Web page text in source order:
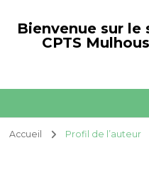
Bienvenue sur
CPTS
Accueil Profil de l’auteur